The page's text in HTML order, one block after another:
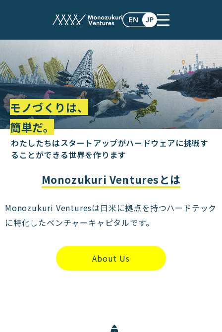
モノづくりは、
簡単だ。
わたしたちはスタートアップがハードウェアに挑戦す
る ことができる世界を作ります
Monozukuri Venturesとは
Monozukuri Venturesは日米に拠点を持つハードテック
に特化したベンチャーキャピタルです。
About Us